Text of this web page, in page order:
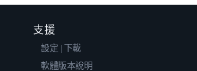
支援
設定 | 下載
軟體版本說明